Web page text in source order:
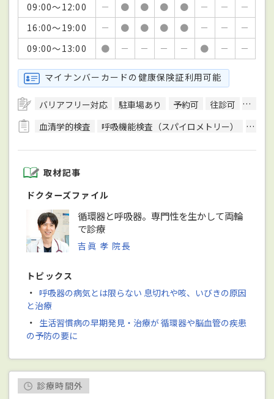
09:00～12:00
－ ● ● ● ● － －
－
16:00～19:00
－ ● ● ● ● － －
－
09:00～13:00
● － － － － ● － －
マイナンバーカードの健康保険証利用可能
バリアフリー対応 駐車場あり 予約可 往診可
訪問
血清学的検査
呼吸機能検査（スパイロメトリー） 骨密
取材記事
ドクターズファイル
循環器と呼吸器。専門性を生かして両輪
で診療
吉眞 孝 院長
トピックス
・ 呼吸器の病気とは限らない 息切れや咳、いびきの原因
と治療
・ 生活習慣病の早期発見・治療が 循環器や脳血管の疾患
の予防の要に
診療時間外